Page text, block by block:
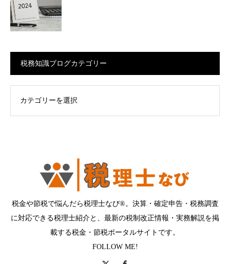
税務知識ブログカテゴリー
税金や節税で悩んだら税理士なび®。決算・確定申告・税務調査
に対応できる税理士紹介と、最新の税制改正情報・実務解説を掲
載する税金・節税ポータルサイトです。
FOLLOW ME!